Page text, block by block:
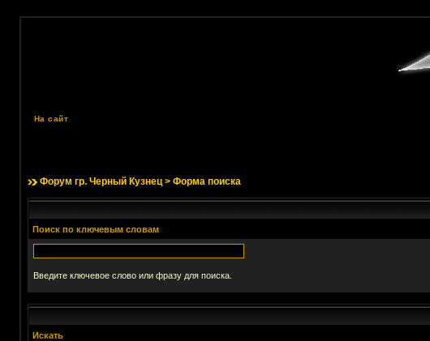
На сайт
Форум гр. Черный Кузнец> Форма поиска
Поиск по ключевым словам
Введите ключевое слово или фразу для поиска.
Искать